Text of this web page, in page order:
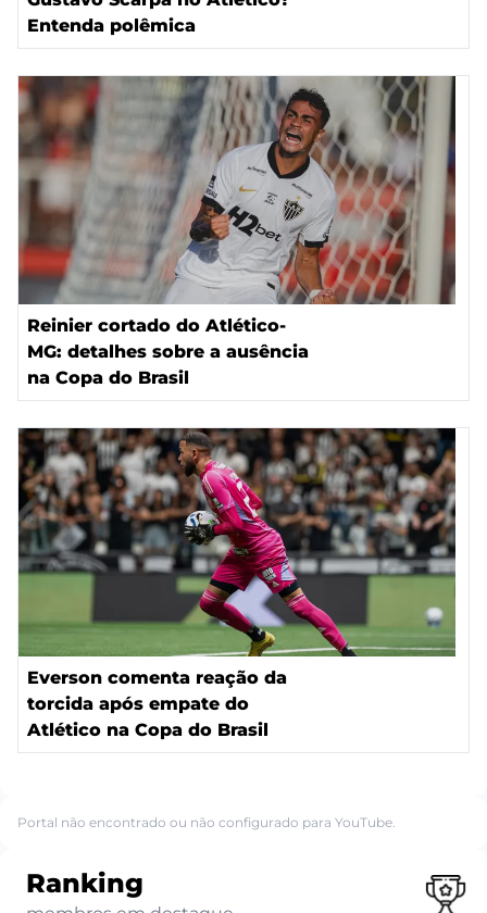
Entenda polêmica
Reinier cortado do Atlético-
MG: detalhes sobre a ausência
na Copa do Brasil
Everson comenta reação da
torcida após empate do
Atlético na Copa do Brasil
Portal não encontrado ou não configurado para YouTube.
Ranking